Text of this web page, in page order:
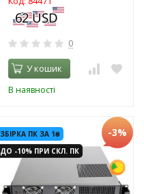
0
У кошик
В наявності
ЗБІРКА ПК ЗА 1₴
ДО -10% ПРИ СКЛ. ПК
-3%